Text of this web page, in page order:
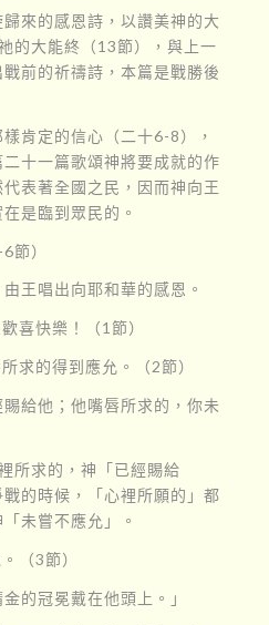
來的感恩詩，以讚美神的大
的大能終（13節），與上一
前的祈禱詩，本篇是戰勝後
肯定的信心（二十6-8），
十一篇歌頌神將要成就的作
表著全國之民，因而神向王
是臨到眾民的。
節）
王唱出向耶和華的感恩。
喜快樂！（1節）
求的得到應允。（2節）
賜給他；他嘴唇所求的，你未
所求的，神「已經賜給
的時候，「心裡所願的」都
未嘗不應允」。
（3節）
的冠冕戴在他頭上。」